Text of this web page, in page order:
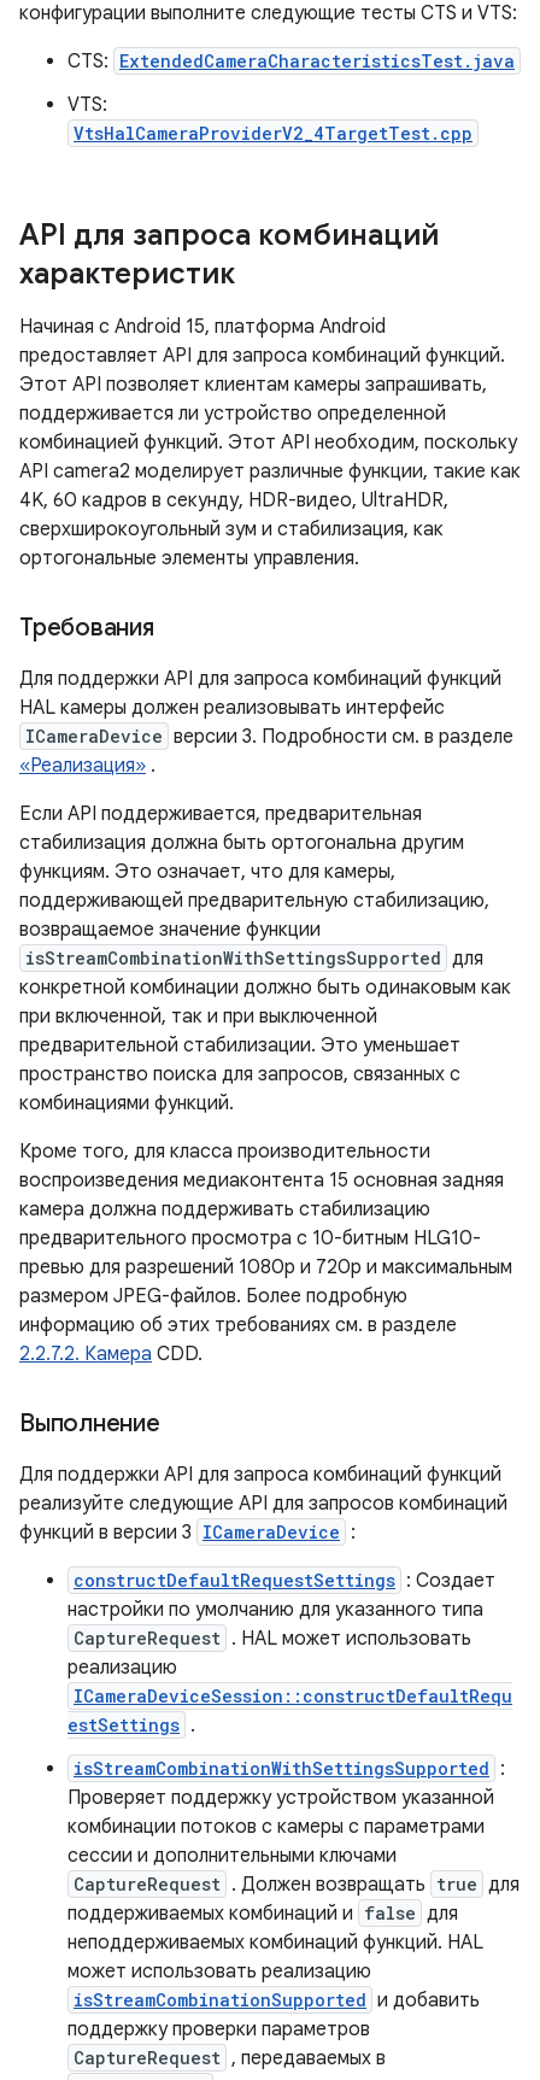
конфигурации выполните следующие тесты CTS и VTS:
CTS: ExtendedCameraCharacteristicsTest.java
VTS:
VtsHalCameraProviderV2_4TargetTest.cpp
API для запроса комбинаций
характеристик
Начиная с Android 15, платформа Android
предоставляет API для запроса комбинаций функций.
Этот API позволяет клиентам камеры запрашивать,
поддерживается ли устройство определенной
комбинацией функций. Этот API необходим, поскольку
API camera2 моделирует различные функции, такие как
4K, 60 кадров в секунду, HDR-видео, UltraHDR,
сверхширокоугольный зум и стабилизация, как
ортогональные элементы управления.
Требования
Для поддержки API для запроса комбинаций функций
HAL камеры должен реализовывать интерфейс
ICameraDevice версии 3. Подробности см. в разделе
«Реализация» .
Если API поддерживается, предварительная
стабилизация должна быть ортогональна другим
функциям. Это означает, что для камеры,
поддерживающей предварительную стабилизацию,
возвращаемое значение функции
isStreamCombinationWithSettingsSupported для
конкретной комбинации должно быть одинаковым как
при включенной, так и при выключенной
предварительной стабилизации. Это уменьшает
пространство поиска для запросов, связанных с
комбинациями функций.
Кроме того, для класса производительности
воспроизведения медиаконтента 15 основная задняя
камера должна поддерживать стабилизацию
предварительного просмотра с 10-битным HLG10-
превью для разрешений 1080p и 720p и максимальным
размером JPEG-файлов. Более подробную
информацию об этих требованиях см. в разделе
2.2.7.2. Камера CDD.
Выполнение
Для поддержки API для запроса комбинаций функций
реализуйте следующие API для запросов комбинаций
функций в версии 3 ICameraDevice :
constructDefaultRequestSettings : Создает
настройки по умолчанию для указанного типа
CaptureRequest . HAL может использовать
реализацию
ICameraDeviceSession::constructDefaultRequ
estSettings .
isStreamCombinationWithSettingsSupported :
Проверяет поддержку устройством указанной
комбинации потоков с камеры с параметрами
сессии и дополнительными ключами
CaptureRequest . Должен возвращать true для
поддерживаемых комбинаций и false для
неподдерживаемых комбинаций функций. HAL
может использовать реализацию
isStreamCombinationSupported и добавить
поддержку проверки параметров
CaptureRequest , передаваемых в